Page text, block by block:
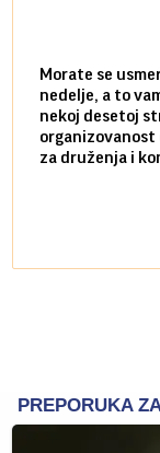
Morate se
nedelje, a to
nekoj desetoj
organizovanost
za druženja i